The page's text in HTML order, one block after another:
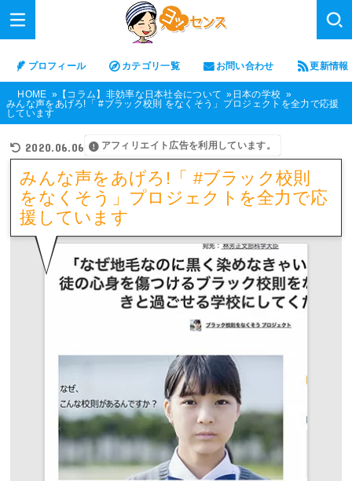
プロフィール カテゴリ一覧 お問い合わせ 更新情報
HOME 【コラム】非効率な日本社会について
日本の学校
みんな声をあげろ!「 #ブラック校則 をなくそう」プロジェクトを全力で応援
しています
2020.06.06 アフィリエイト広告を利用しています。
みんな声をあげろ!「 #ブラック校則
をなくそう」プロジェクトを全力で応
援しています